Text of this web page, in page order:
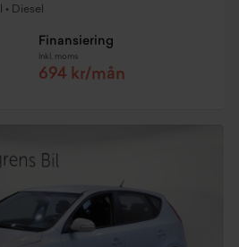
• Diesel
Finansiering
Inkl. moms
694 kr/mån